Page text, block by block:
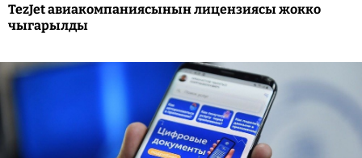
TezJet авиакомпаниясынын лицензиясы жокко
чыгарылды